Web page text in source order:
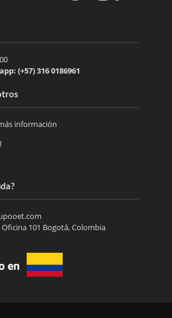
(+57) 316 0186961
información
Oficina 101 Bogotá, Colombia